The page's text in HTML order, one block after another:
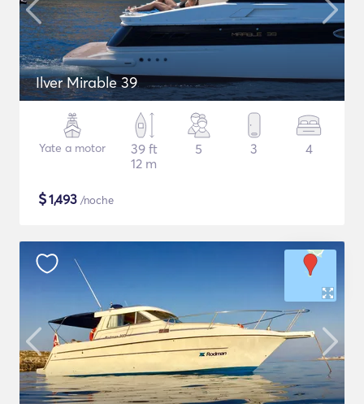
Ilver Mirable 39
Yate a motor
39 ft
12 m
5 3 4
$1,493 /noche